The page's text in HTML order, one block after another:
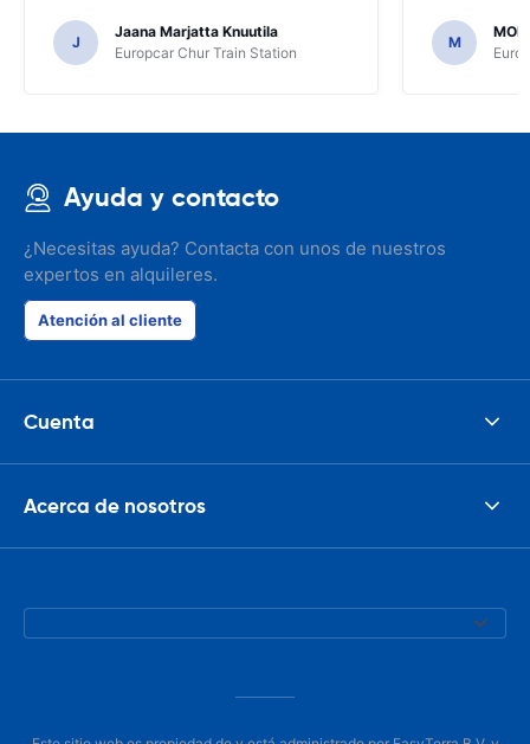
J
Jaana Marjatta Knuutila
Europcar Chur Train Station
M
Ayuda y contacto
¿Necesitas ayuda? Contacta con unos de nuestros
expertos en alquileres.
Atención al cliente
Cuenta
Acerca de nosotros